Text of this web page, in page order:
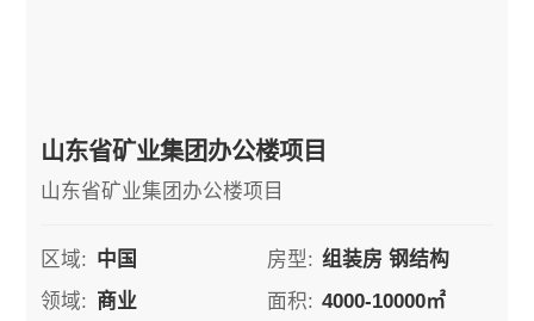
山东省矿业集团办公楼项目
山东省矿业集团办公楼项目
区域: 中国 房型: 组装房 钢结构
领域: 商业 面积: 4000-10000㎡